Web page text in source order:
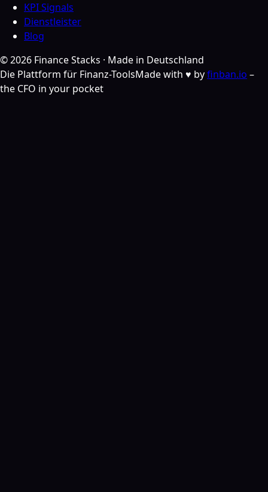
KPI Signals
Dienstleister
Blog
©2026 Finance Stacks · Made in Deutschland
Die Plattform für Finanz-ToolsMade with ♥ byfinban.io –
the CFO in your pocket